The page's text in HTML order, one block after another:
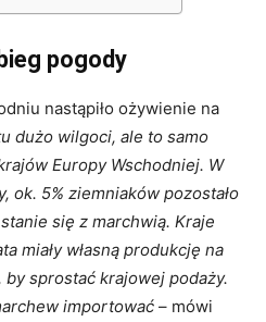
pogody
nastąpiło ożywienie na
dużo wilgoci, ale to samo
Europy Wschodniej. W
ok. 5% ziemniaków pozostało
się z marchwią. Kraje
miały własną produkcję na
sprostać krajowej podaży.
importować – mówi